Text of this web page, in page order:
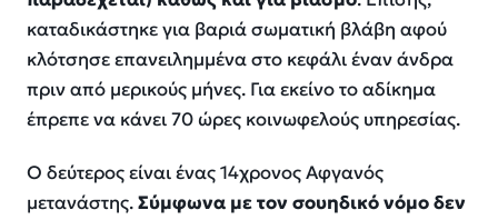
καταδικάστηκε για βαριά σωματική βλάβη αφού
κλότσησε επανειλημμένα στο κεφάλι έναν άνδρα
πριν από μερικούς μήνες. Για εκείνο το αδίκημα
έπρεπε να κάνει 70 ώρες κοινωφελούς υπηρεσίας.
Ο δεύτερος είναι ένας 14χρονος Αφγανός
μετανάστης.Σύμφωνα με τον σουηδικό νόμο δεν